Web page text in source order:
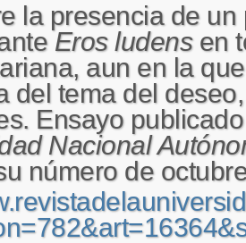
la presencia de un
Eros ludensen
aun en la
del tema del
Ensayo
Nacional
número de